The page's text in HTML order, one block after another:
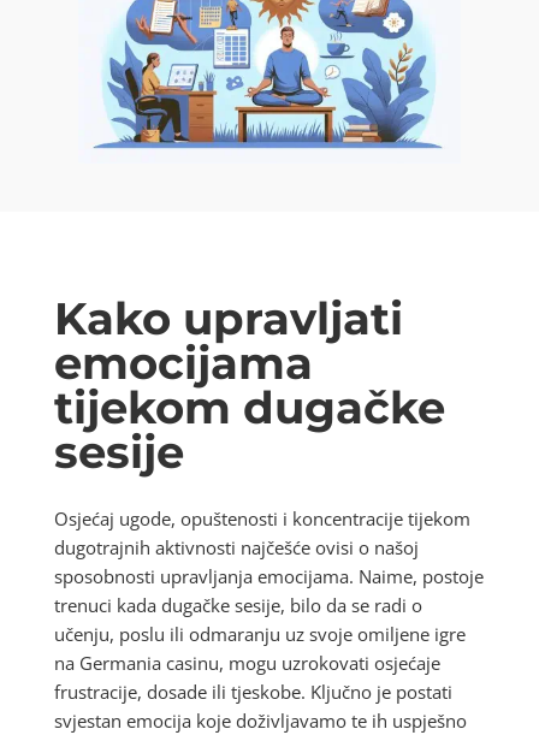
Kako upravljati
emocijama
tijekom dugačke
sesije
Osjećaj ugode, opuštenosti i koncentracije tijekom
dugotrajnih aktivnosti najčešće ovisi o našoj
sposobnosti upravljanja emocijama. Naime, postoje
trenuci kada dugačke sesije, bilo da se radi o
učenju, poslu ili odmaranju uz svoje omiljene igre
na Germania casinu, mogu uzrokovati osjećaje
frustracije, dosade ili tjeskobe. Ključno je postati
svjestan emocija koje doživljavamo te ih uspješno